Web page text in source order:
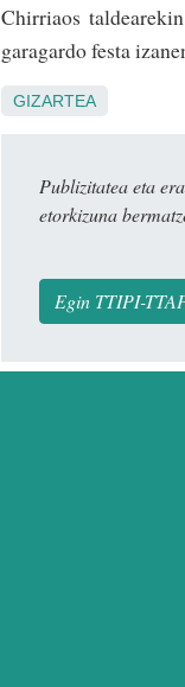
Chirriaos
garagardo festa
GIZARTEA
Publizitatea eta
etorkizuna
Egin TTIPI-